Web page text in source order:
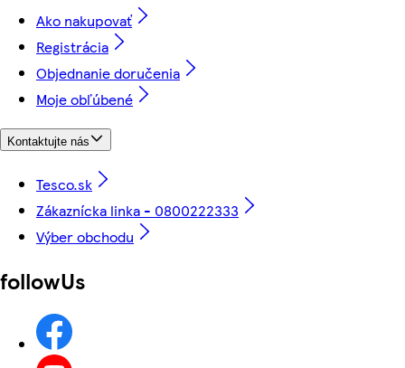
Ako nakupovať
Registrácia
Objednanie doručenia
Moje obľúbené
Kontaktujte nás
Tesco.sk
Zákaznícka linka - 0800222333
Výber obchodu
followUs